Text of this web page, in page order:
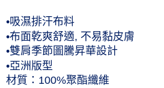
•吸濕排汗布料
•布面乾爽舒適, 不易黏皮膚
•雙肩季節圖騰昇華設計
•亞洲版型
材質：100%聚酯纖維